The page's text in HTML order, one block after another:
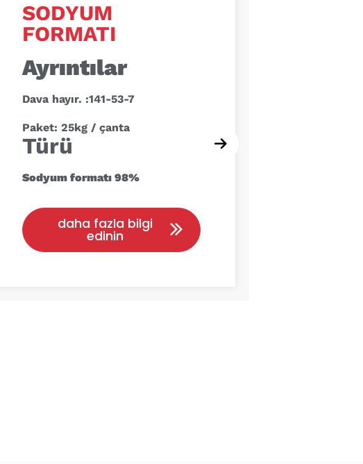
SODYUM
FORMATI
Ayrıntılar
Dava hayır. :141-53-7
Paket: 25kg / çanta
Türü
Sodyum formatı98%
daha fazla bilgi
edinin